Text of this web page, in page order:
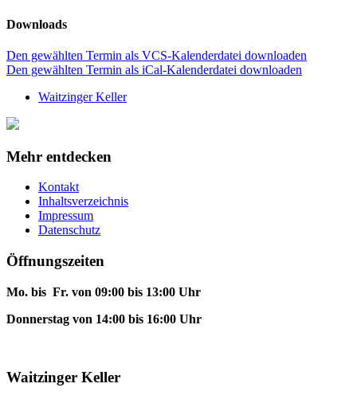
Downloads
Den gewählten Termin als VCS-Kalenderdatei downloaden
Den gewählten Termin als iCal-Kalenderdatei downloaden
Waitzinger Keller
Mehr entdecken
Kontakt
Inhaltsverzeichnis
Impressum
Datenschutz
Öffnungszeiten
Mo. bis Fr. von 09:00 bis 13:00 Uhr
Donnerstag von 14:00 bis 16:00 Uhr
Waitzinger Keller